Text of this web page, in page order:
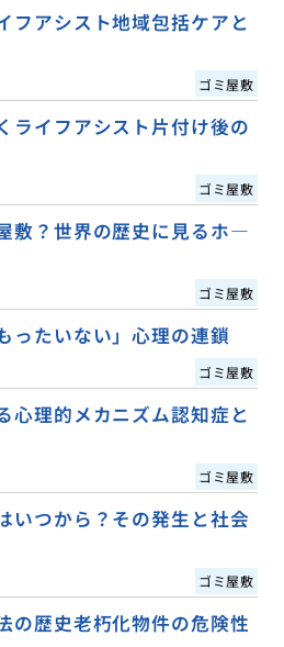
フアシスト地域包括ケアと
ゴミ屋敷
ライフアシスト片付け後の
ゴミ屋敷
敷？世界の歴史に見るホ―
ゴミ屋敷
ったいない」心理の連鎖
ゴミ屋敷
心理的メカニズム認知症と
ゴミ屋敷
いつから？その発生と社会
ゴミ屋敷
の歴史老朽化物件の危険性